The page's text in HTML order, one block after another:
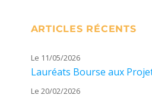
ARTICLES RÉCENTS
Le 11/05/2026
Lauréats Bourse aux
Le 20/02/2026